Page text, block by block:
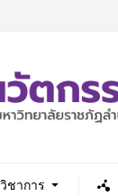
ชาการ